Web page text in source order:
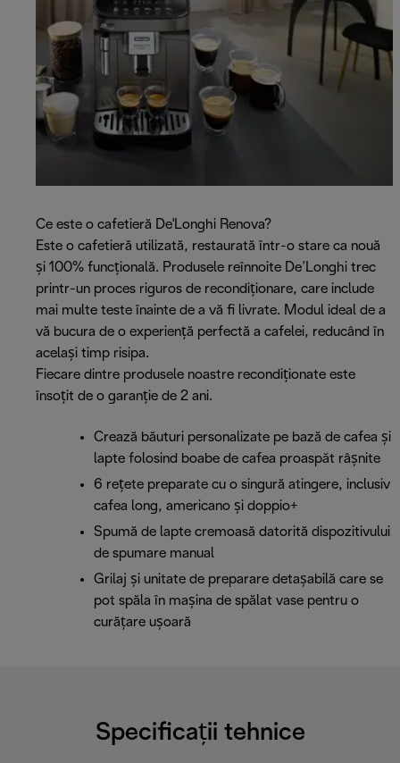
Ce este o cafetieră De'Longhi Renova?
Este o cafetieră utilizată, restaurată într-o stare ca nouă
și 100% funcțională. Produsele reînnoite De’Longhi trec
printr-un proces riguros de recondiționare, care include
mai multe teste înainte de a vă fi livrate. Modul ideal de a
vă bucura de o experiență perfectă a cafelei, reducând în
același timp risipa.
Fiecare dintre produsele noastre recondiționate este
însoțit de o garanție de 2 ani.
Crează băuturi personalizate pe bază de cafea și
lapte folosind boabe de cafea proaspăt râșnite
6 rețete preparate cu o singură atingere, inclusiv
cafea long, americano și doppio+
Spumă de lapte cremoasă datorită dispozitivului
de spumare manual
Grilaj și unitate de preparare detașabilă care se
pot spăla în mașina de spălat vase pentru o
curățare ușoară
Specificații tehnice